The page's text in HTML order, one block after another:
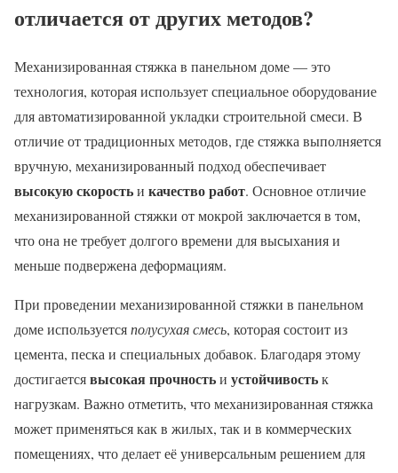
отличается от других методов?
Механизированная стяжка в панельном доме — это
технология, которая использует специальное оборудование
для автоматизированной укладки строительной смеси. В
отличие от традиционных методов, где стяжка выполняется
вручную, механизированный подход обеспечивает
высокую скоростьи качество работ. Основное отличие
механизированной стяжки от мокрой заключается в том,
что она не требует долгого времени для высыхания и
меньше подвержена деформациям.
При проведении механизированной стяжки в панельном
доме используетсяполусухая смесь, которая состоит из
цемента, песка и специальных добавок. Благодаря этому
достигаетсявысокая прочностьи устойчивостьк
нагрузкам. Важно отметить, что механизированная стяжка
может применяться как в жилых, так и в коммерческих
помещениях, что делает её универсальным решением для